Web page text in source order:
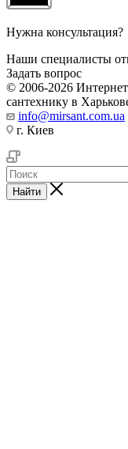
Нужна консультация?
Наши специалисты
Задать вопрос
© 2006-2026
сантехнику в
info@mirsant.com.ua
г. Киев
Найти